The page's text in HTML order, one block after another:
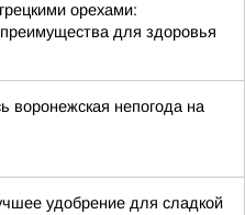
орехами:
для здоровья
воронежская непогода на
удобрение для сладкой